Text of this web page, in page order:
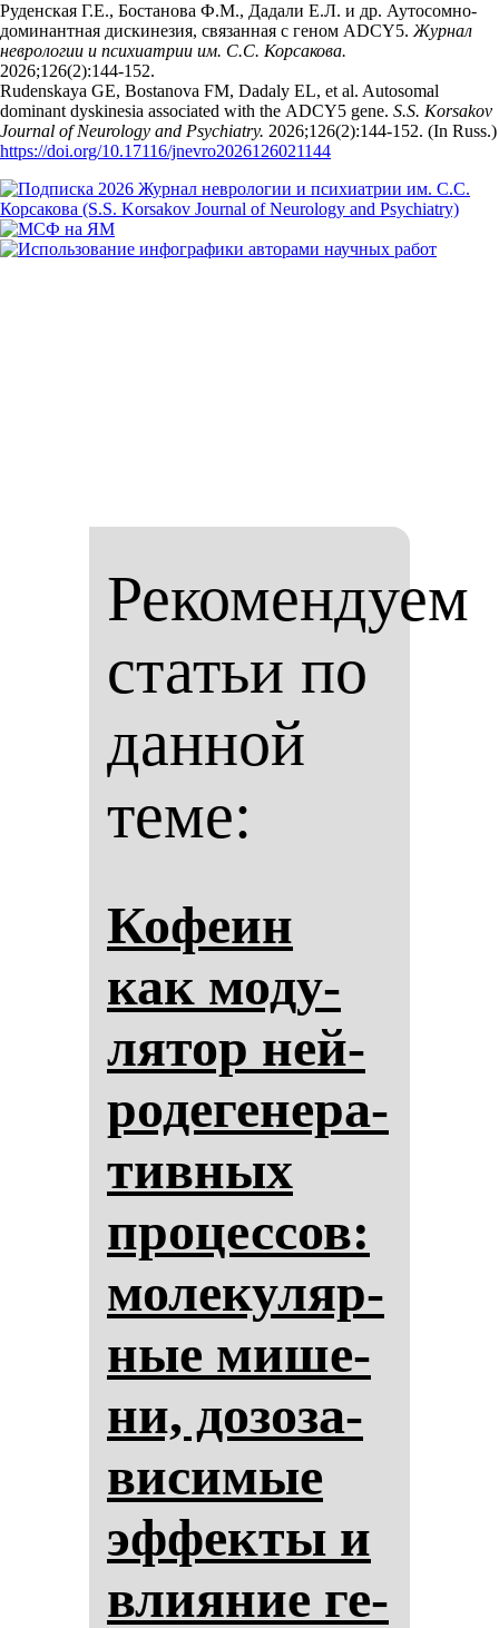
Руденская Г.Е., Бостанова Ф.М., Дадали Е.Л. и др. Аутосомно-
доминантная дискинезия, связанная с геном ADCY5. Журнал
неврологии и психиатрии им. С.С. Корсакова.
2026;126(2):144‑152.
Rudenskaya GE, Bostanova FM, Dadaly EL, et al. Autosomal
dominant dyskinesia associated with the ADCY5 gene. S.S. Korsakov
Journal of Neurology and Psychiatry. 2026;126(2):144‑152. (In Russ.)
https://doi.org/10.17116/jnevro2026126021144
Рекомендуем
статьи по
данной
теме:
Ко­фе­ин
как мо­ду­
ля­тор ней­
ро­де­ге­не­ра­
тив­ных
про­цес­сов:
мо­ле­ку­ляр­
ные ми­ше­
ни, до­зо­за­
ви­си­мые
эф­фек­ты и
вли­яние ге­